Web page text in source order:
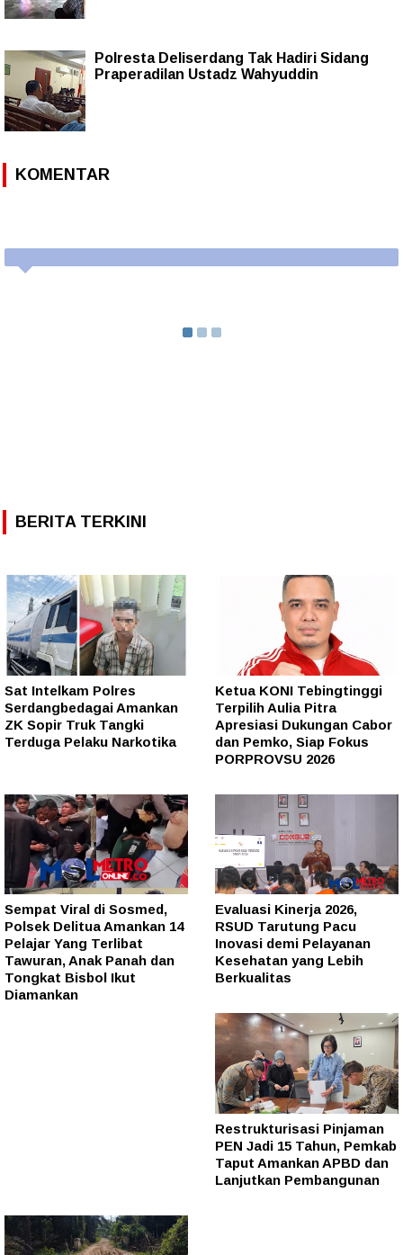
Polresta Deliserdang Tak Hadiri Sidang
Praperadilan Ustadz Wahyuddin
KOMENTAR
BERITA TERKINI
Sat Intelkam Polres
Serdangbedagai Amankan
ZK Sopir Truk Tangki
Terduga Pelaku Narkotika
Ketua KONI Tebingtinggi
Terpilih Aulia Pitra
Apresiasi Dukungan Cabor
dan Pemko, Siap Fokus
PORPROVSU 2026
Sempat Viral di Sosmed,
Polsek Delitua Amankan 14
Pelajar Yang Terlibat
Tawuran, Anak Panah dan
Tongkat Bisbol Ikut
Diamankan
Evaluasi Kinerja 2026,
RSUD Tarutung Pacu
Inovasi demi Pelayanan
Kesehatan yang Lebih
Berkualitas
Restrukturisasi Pinjaman
PEN Jadi 15 Tahun, Pemkab
Taput Amankan APBD dan
Lanjutkan Pembangunan